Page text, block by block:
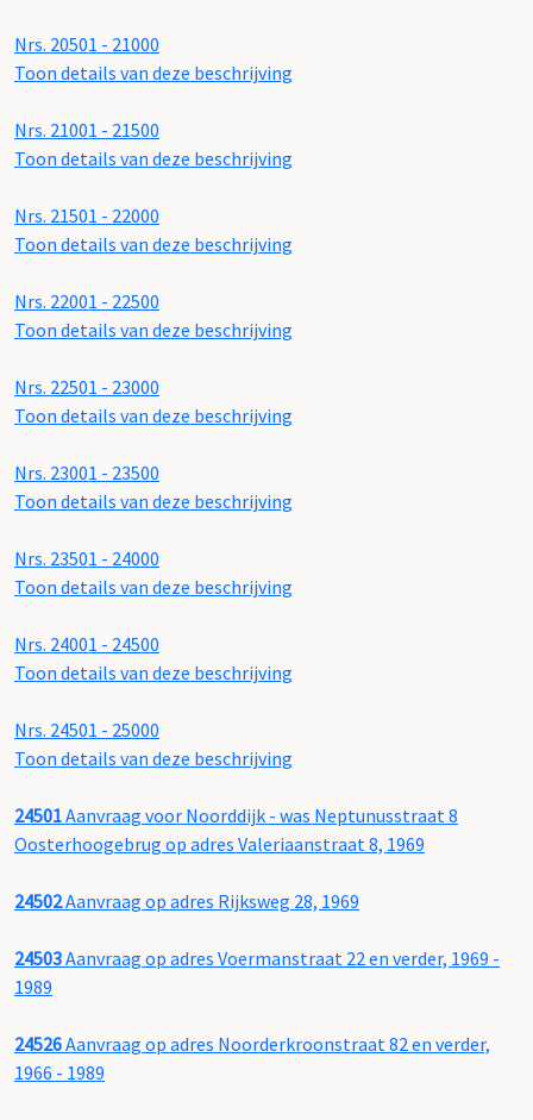
Nrs. 20501 - 21000
Toon details van deze beschrijving
Nrs. 21001 - 21500
Toon details van deze beschrijving
Nrs. 21501 - 22000
Toon details van deze beschrijving
Nrs. 22001 - 22500
Toon details van deze beschrijving
Nrs. 22501 - 23000
Toon details van deze beschrijving
Nrs. 23001 - 23500
Toon details van deze beschrijving
Nrs. 23501 - 24000
Toon details van deze beschrijving
Nrs. 24001 - 24500
Toon details van deze beschrijving
Nrs. 24501 - 25000
Toon details van deze beschrijving
24501Aanvraag voor Noorddijk - was Neptunusstraat 8
Oosterhoogebrug op adres Valeriaanstraat 8, 1969
24502Aanvraag op adres Rijksweg 28, 1969
24503Aanvraag op adres Voermanstraat 22 en verder, 1969 -
1989
24526Aanvraag op adres Noorderkroonstraat 82 en verder,
1966 - 1989